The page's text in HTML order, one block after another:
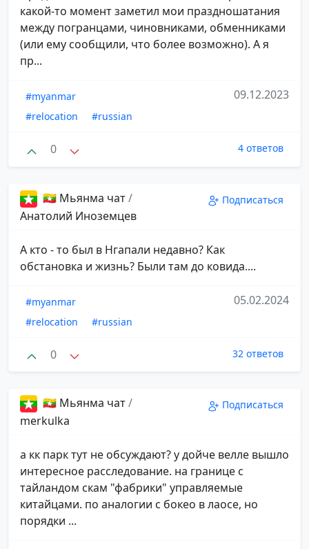
какой-то момент заметил мои праздношатания
между погранцами, чиновниками, обменниками
(или ему сообщили, что более возможно). А я
пр...
#myanmar
#relocation
#russian
09.12.2023
0 4 ответов
🇲🇲 Мьянма чат/
Анатолий Иноземцев
Подписаться
А кто - то был в Нгапали недавно? Как
обстановка и жизнь? Были там до ковида....
#myanmar
#relocation
#russian
05.02.2024
0 32 ответов
🇲🇲 Мьянма чат/
merkulka
Подписаться
а кк парк тут не обсуждают? у дойче велле вышло
интересное расследование. на границе с
тайландом скам "фабрики" управляемые
китайцами. по аналогии с бокео в лаосе, но
порядки ...